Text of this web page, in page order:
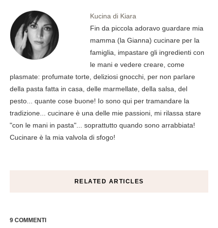
Kucina di Kiara
Fin da piccola adoravo guardare mia
mamma (la Gianna) cucinare per la
famiglia, impastare gli ingredienti con
le mani e vedere creare, come
plasmate: profumate torte, deliziosi gnocchi, per non parlare
della pasta fatta in casa, delle marmellate, della salsa, del
pesto... quante cose buone! Io sono qui per tramandare la
tradizione... cucinare è una delle mie passioni, mi rilassa stare
"con le mani in pasta"... soprattutto quando sono arrabbiata!
Cucinare è la mia valvola di sfogo!
RELATED ARTICLES
9 COMMENTI